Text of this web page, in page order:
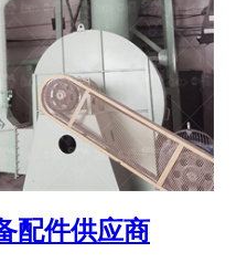
配件供应商